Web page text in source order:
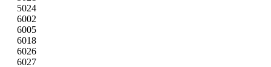
5024
6002
6005
6018
6026
6027